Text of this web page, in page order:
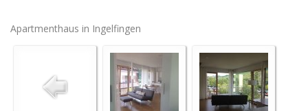
Apartmenthaus in Ingelfingen